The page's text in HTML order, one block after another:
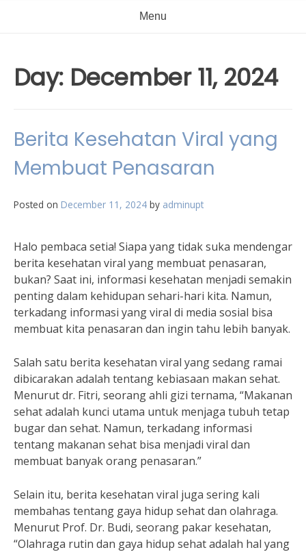
Menu
Day: December 11, 2024
Berita Kesehatan Viral yang
Membuat Penasaran
Posted on December 11, 2024 by adminupt
Halo pembaca setia! Siapa yang tidak suka mendengar
berita kesehatan viral yang membuat penasaran,
bukan? Saat ini, informasi kesehatan menjadi semakin
penting dalam kehidupan sehari-hari kita. Namun,
terkadang informasi yang viral di media sosial bisa
membuat kita penasaran dan ingin tahu lebih banyak.
Salah satu berita kesehatan viral yang sedang ramai
dibicarakan adalah tentang kebiasaan makan sehat.
Menurut dr. Fitri, seorang ahli gizi ternama, “Makanan
sehat adalah kunci utama untuk menjaga tubuh tetap
bugar dan sehat. Namun, terkadang informasi
tentang makanan sehat bisa menjadi viral dan
membuat banyak orang penasaran.”
Selain itu, berita kesehatan viral juga sering kali
membahas tentang gaya hidup sehat dan olahraga.
Menurut Prof. Dr. Budi, seorang pakar kesehatan,
“Olahraga rutin dan gaya hidup sehat adalah hal yang